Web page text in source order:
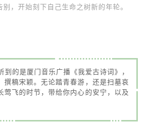
别，开始刻下自己生命之树新的年轮。
到的是厦门音乐广播《我爱古诗词》，
撰稿宋颖。无论踏青春游，还是扫墓哀
莺飞的时节，带给你内心的安宁，以及